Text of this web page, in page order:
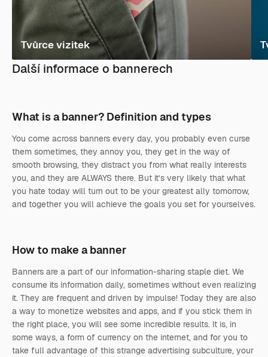
Tvůrce vizitek
Další informace o bannerech
What is a banner? Definition and types
You come across banners every day, you probably even curse
them sometimes, they annoy you, they get in the way of
smooth browsing, they distract you from what really interests
you, and they are ALWAYS there. But it’s very likely that what
you hate today will turn out to be your greatest ally tomorrow,
and together you will achieve the goals you set for yourselves.
How to make a banner
Banners are a part of our information-sharing staple diet. We
consume its information daily, sometimes without even realizing
it. They are frequent and driven by impulse! Today they are also
a way to monetize websites and apps, and if you stick them in
the right place, you will see some incredible results. It is, in
some ways, a form of currency on the internet, and for you to
take full advantage of this strange advertising subculture, your